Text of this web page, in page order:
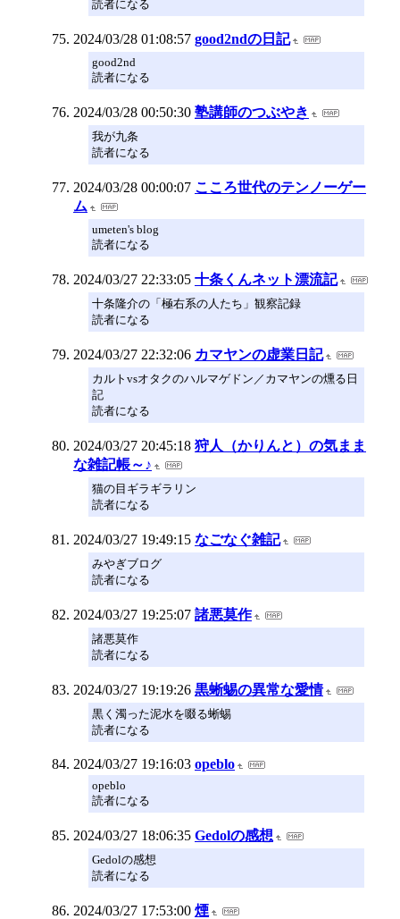
読者になる
2024/03/28 01:08:57 good2ndの日記
good2nd
読者になる
2024/03/28 00:50:30 塾講師のつぶやき
我が九条
読者になる
2024/03/28 00:00:07 こころ世代のテンノーゲー
ム
umeten's blog
読者になる
2024/03/27 22:33:05 十条くんネット漂流記
十条隆介の「極右系の人たち」観察記録
読者になる
2024/03/27 22:32:06 カマヤンの虚業日記
カルトvsオタクのハルマゲドン／カマヤンの燻る日
記
読者になる
2024/03/27 20:45:18 狩人（かりんと）の気まま
な雑記帳～♪
猫の目ギラギラリン
読者になる
2024/03/27 19:49:15 なごなぐ雑記
みやぎブログ
読者になる
2024/03/27 19:25:07 諸悪莫作
諸悪莫作
読者になる
2024/03/27 19:19:26 黒蜥蜴の異常な愛情
黒く濁った泥水を啜る蜥蜴
読者になる
2024/03/27 19:16:03 opeblo
opeblo
読者になる
2024/03/27 18:06:35 Gedolの感想
Gedolの感想
読者になる
2024/03/27 17:53:00 煙